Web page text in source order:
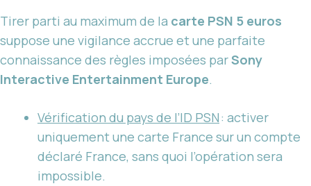
Tirer parti au maximum de la carte PSN 5 euros
suppose une vigilance accrue et une parfaite
connaissance des règles imposées parSony
Interactive Entertainment Europe.
Vérification du pays de l’ID PSN: activer
uniquement une carte France sur un compte
déclaré France, sans quoi l’opération sera
impossible.